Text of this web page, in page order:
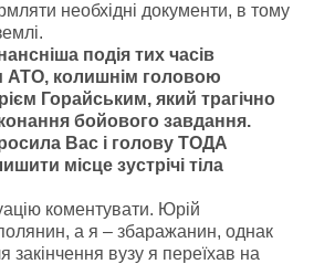
необхідні документи, в тому
подія тих часів
АТО, колишнім головою
Горайським, який трагічно
бойового завдання.
Вас і голову ТОДА
місце зустрічі тіла
коментувати. Юрій
а я – збаражанин, однак
закінчення вузу я переїхав на